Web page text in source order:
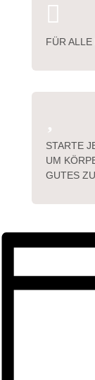

FÜR
STARTE
UM
GUTES